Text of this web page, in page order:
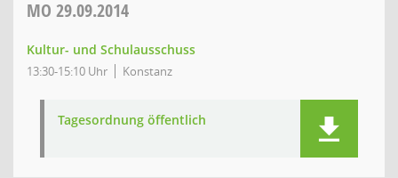
MO 29.09.2014
Kultur- und Schulausschuss
13:30-15:10 Uhr Konstanz
Tagesordnung öffentlich